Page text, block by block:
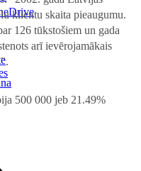
klientu skaita pieaugumu.
126 tūkstošiem un gada
arī ievērojamākais
500 000 jeb 21.49%